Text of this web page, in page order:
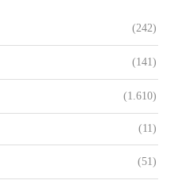
(242)
(141)
(1.610)
(11)
(51)